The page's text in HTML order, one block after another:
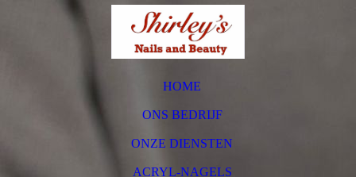
HOME
ONS BEDRIJF
ONZE DIENSTEN
ACRYL-NAGELS